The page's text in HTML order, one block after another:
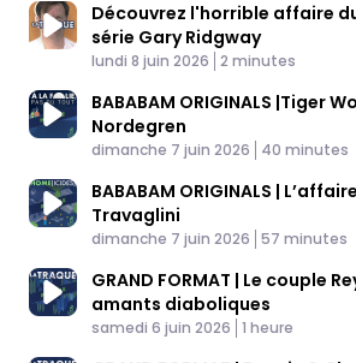
Découvrez l'horrible affaire
série Gary Ridgway
Published At
lundi 8 juin 2026 Time
2 minutes
BABABAM ORIGINALS |Tiger
Nordegren
Published At
dimanche 7 juin 2026 Time
40 minutes
BABABAM ORIGINALS |
Travaglini
Published At
dimanche 7 juin 2026 Time
57 minutes
GRAND FORMAT | Le couple
amants diaboliques
Published At
samedi 6 juin 2026 Time
1 heure